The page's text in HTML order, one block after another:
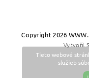
Tieto webové
služieb
Copyright 2026
Vytvořil